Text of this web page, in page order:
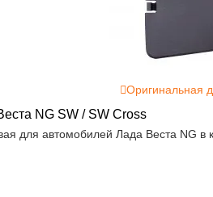
Оригинальная
NG SW / SW Cross
для автомобилей Лада Веста NG в